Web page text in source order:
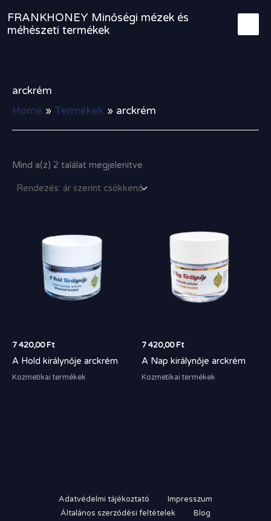
content
FRANKHONEY Minőségi mézek és
méhészeti termékek
arckrém
Home
Termékek arckrém
Mind a(z) 2 találat megjelenítve
price:
7 420,00Ft
A Hold királynője arckrém
Kozmetikai termékek
7 420,00Ft
A Nap királynője arckrém
Kozmetikai termékek
Adatvédelmi tájékoztató
Impresszum
Általános szerződési feltételek
Blog